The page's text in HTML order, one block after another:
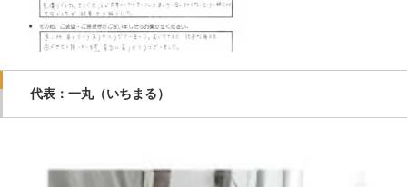
代表：一丸（いちまる）